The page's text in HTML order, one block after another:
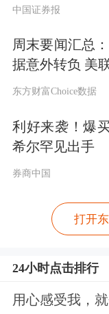
场混乱，而
体系。”吴
法律条文上
心与基础的
我国金融法
场中出现的
构“助雷”等
展。这些问
收益高，法
性修改法律
根基，切实
中国证券报
周末要闻汇总
据意外转负 美
东方财富Choice数据
利好来袭！爆
希尔罕见出手
券商中国
打开
24小时点击排行
用心感受我，